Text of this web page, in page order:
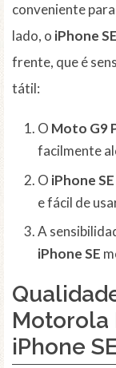
conveniente
lado, o iPhone SE
frente, que é
tátil:
O Moto G9
facilmente
O iPhone SE
e fácil de
A
iPhone SE
Motorola
iPhone